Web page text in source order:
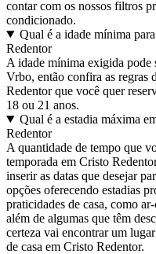
contar com os nossos filtros
condicionado.
Qual é a idade mínima
Redentor
A idade mínima exigida pode
Vrbo, então confira as regras
Redentor que você quer
18 ou 21 anos.
Qual é a estadia máxima
Redentor
A quantidade de tempo que
temporada em Cristo
inserir as datas que desejar
opções oferecendo estadias
praticidades de casa, como
além de algumas que têm
certeza vai encontrar um
de casa em Cristo Redentor.